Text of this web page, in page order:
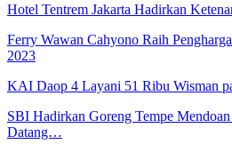
Hotel Tentrem Jakarta Hadirkan
Ferry Wawan Cahyono Raih
2023
KAI Daop 4 Layani 51 Ribu Wisman
SBI Hadirkan Goreng Tempe
Datang…